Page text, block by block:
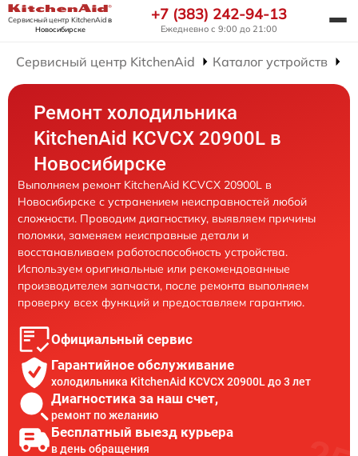
Сервисный центр KitchenAidв
Новосибирске
+7 (383) 242-94-13
Ежедневно с 9:00 до 21:00
Сервисный центр KitchenAid Каталог устройств
Ремонт холодильника
KitchenAid KCVCX 20900L в
Новосибирске
Выполняем ремонт KitchenAid KCVCX 20900L в
Новосибирске с устранением неисправностей любой
сложности. Проводим диагностику, выявляем причины
поломки, заменяем неисправные детали и
восстанавливаем работоспособность устройства.
Используем оригинальные или рекомендованные
производителем запчасти, после ремонта выполняем
проверку всех функций и предоставляем гарантию.
Официальный сервис
Гарантийное обслуживание
холодильника KitchenAid KCVCX 20900L до 3 лет
Диагностика за наш счет,
ремонт по желанию
Бесплатный выезд курьера
в день обращения